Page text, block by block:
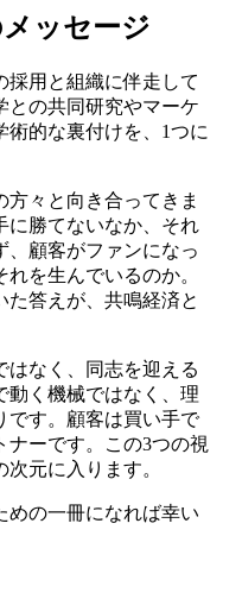
ッセージ
採用と組織に伴走して
との共同研究やマーケ
術的な裏付けを、1つに
々と向き合ってきま
に勝てないなか、それ
、顧客がファンになっ
を生んでいるのか。
た答えが、共鳴経済と
はなく、同志を迎える
動く機械ではなく、理
です。顧客は買い手で
ナーです。この3つの視
元に入ります。
めの一冊になれば幸い